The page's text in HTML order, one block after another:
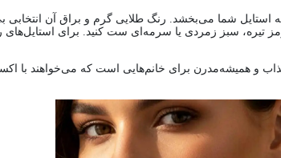
استایل شما می‌بخشد. رنگ طلایی گرم و براق آن
سبز زمردی یا سرمه‌ای ست کنید. برای استایل‌های
برای خانم‌هایی است که می‌خواهند با